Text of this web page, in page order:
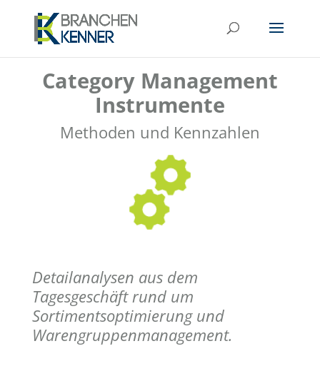
Category Management
Instrumente
Methoden und Kennzahlen
Detailanalysen aus dem
Tagesgeschäftrund um
Sortimentsoptimierung und
Warengruppenmanagement.